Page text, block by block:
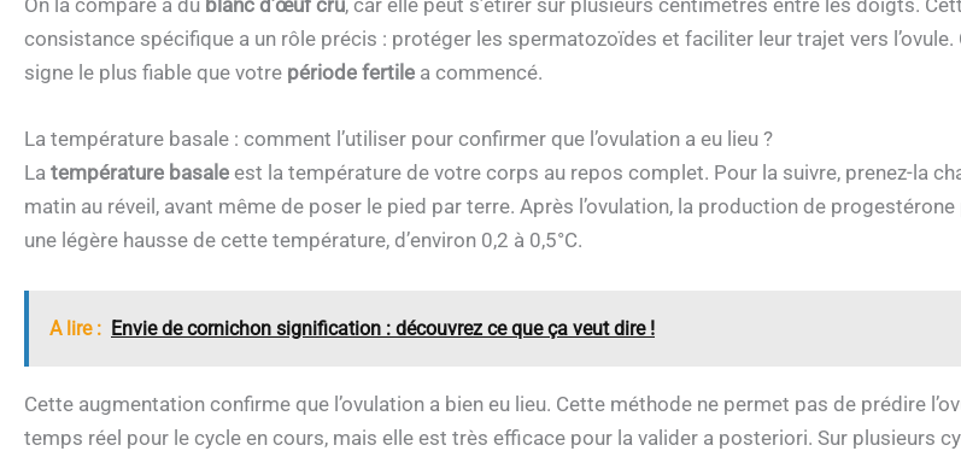
On la compare à du blanc d’œuf cru, car elle peut s’étirer sur plusieurs centimètres entre les doigts.
consistance spécifique a un rôle précis : protéger les spermatozoïdes et faciliter leur trajet vers l’ovule.
signe le plus fiable que votre période fertile a commencé.
La température basale : comment l’utiliser pour confirmer que l’ovulation a eu lieu ?
La température basale est la température de votre corps au repos complet. Pour la suivre, prenez-la
matin au réveil, avant même de poser le pied par terre. Après l’ovulation, la production de
une légère hausse de cette température, d’environ 0,2 à 0,5°C.
A lire : Envie de cornichon signification : découvrez ce que ça veut dire !
Cette augmentation confirme que l’ovulation a bien eu lieu. Cette méthode ne permet pas de prédire
temps réel pour le cycle en cours, mais elle est très efficace pour la valider a posteriori. Sur plusieurs